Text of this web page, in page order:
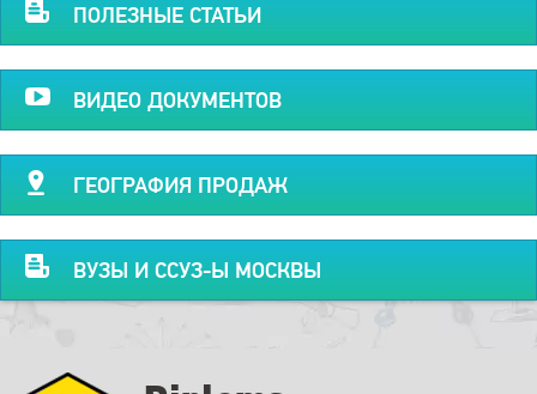
ПОЛЕЗНЫЕ СТАТЬИ
ВИДЕО ДОКУМЕНТОВ
ГЕОГРАФИЯ ПРОДАЖ
ВУЗЫ И ССУЗ-Ы МОСКВЫ